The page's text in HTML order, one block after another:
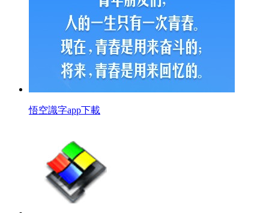
悟空識字app下載